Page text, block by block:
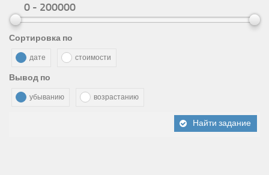
0 - 200000
Сортировка по
дате стоимости
Вывод по
убыванию возрастанию
Найти задание